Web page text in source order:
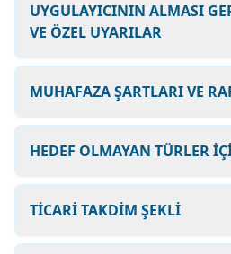
UYGULAYICININ ALMASI
VE ÖZEL UYARILAR
MUHAFAZA ŞARTLARI VE
HEDEF OLMAYAN TÜRLER
TİCARİ TAKDİM ŞEKLİ